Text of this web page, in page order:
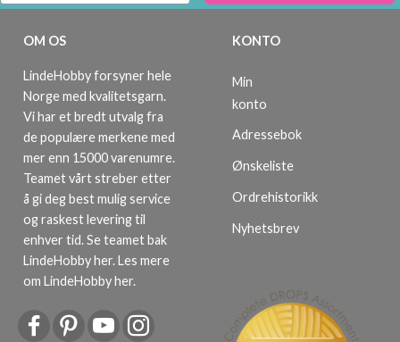
OM OS
LindeHobby forsyner hele
Norge med kvalitetsgarn.
Vi har et bredt utvalg fra
de populære merkene med
mer enn 15000 varenumre.
Teamet vårt streber etter
å gi deg best mulig service
og raskest levering til
enhver tid. Se teamet bak
LindeHobby her.Les mere
om LindeHobby her.
KONTO
Min
konto
Adressebok
Ønskeliste
Ordrehistorikk
Nyhetsbrev